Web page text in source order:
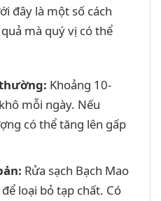
đây là một số cách
mà quý vị có thể
Khoảng 10-
mỗi ngày. Nếu
có thể tăng lên gấp
Rửa sạch Bạch Mao
loại bỏ tạp chất. Có